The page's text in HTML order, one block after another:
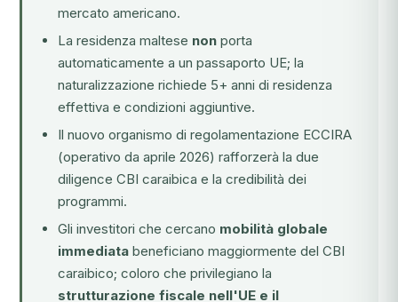
mercato americano.
La residenza maltese non porta
automaticamente a un passaporto UE; la
naturalizzazione richiede 5+ anni di residenza
effettiva e condizioni aggiuntive.
Il nuovo organismo di regolamentazione ECCIRA
(operativo da aprile 2026) rafforzerà la due
diligence CBI caraibica e la credibilità dei
programmi.
Gli investitori che cercano mobilità globale
immediata beneficiano maggiormente del CBI
caraibico; coloro che privilegiano la
strutturazione fiscale nell'UE e il